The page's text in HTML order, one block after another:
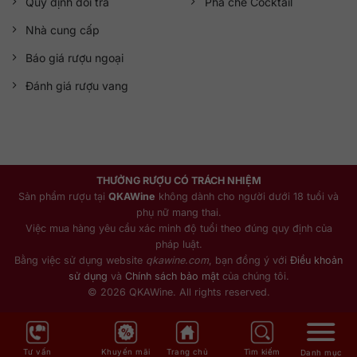
thiết kế chai rượu đen cổ điển, cùng logo và con số 7 nổi
bật, toát lên phong cách mạnh mẽ, đậm chất đẳng cấp
thương hiệu.
đen cổ điển
Nhà cung cấp
Báo giá rượu ngoại
Đánh giá rượu vang
THƯỞNG RƯỢU CÓ TRÁCH NHIỆM
Sản phẩm rượu tại QKAWine không dành cho người dưới 18 tuổi và
phụ nữ mang thai.
Việc mua hàng yêu cầu xác minh độ tuổi theo đúng quy định của
pháp luật.
Bằng việc sử dụng website qkawine.com , bạn đồng ý với Điều khoản
sử dụng và Chính sách bảo mậtcủa chúng tôi.
© 2026 QKAWine. All rights reserved.
Tư vấn Khuyến mãi Trang chủ Tìm kiếm Danh mục